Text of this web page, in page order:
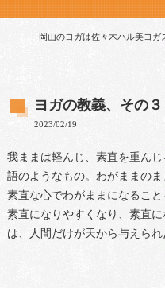
岡山のヨガは佐々木ハル美ヨガ
ヨガの教義、その３
2023/02/19
我ままは軽んじ、素直を重ん
語のようなもの。わがままの
素直な心でわがままになるこ
素直になりやすくなり、素直
は、人間だけが天から与えられ